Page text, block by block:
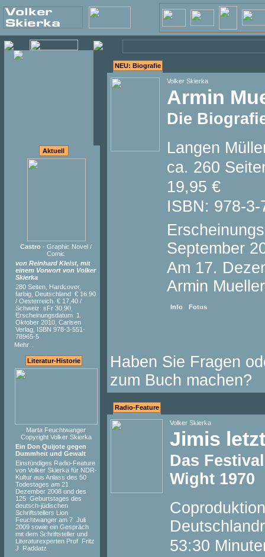
Aktuell
Castro - Graphic Novel /
Comic
von Reinhard Kleist, mit
einem Vorwort von Volker
Skierka
280 Seiten, Hardcover,
farbig, Deutschland: € 16,90
/ Oesterreich: € 17,40 /
Schweiz: sFr 30,90,
Erscheinungsdatum: 1.
Oktober 2010, Carlsen
Verlag, ISBN 978-3-551-
78965-5
Mehr...
Literatur-Historie
Marta Feuchtwanger
Copyright Volker Skierka
Ein Don Quijote gegen
Dummheit und Gewalt
Einstündiges Radio-Feature
von Volker Skierka für NDR-
Kultur aus Anlass des 50.
Todestages am 21.
Dezember 2008 und des
125. Geburtstages des
deutsch-jüdischen
Schriftstellers Lion
Feuchtwanger am 7. Juli
2009 sowie ein Gespräch
mit dem Schriftsteller und
Literaturexperten Prof. Fritz
J. Raddatz.
NEU: Biografie
Volker Skierka
Armin
Die
Langen
ca. 260
19,95 €
ISBN: 978-
September
Am 17.
Armin
Info Fotos
Haben Sie Fragen
zum Buch machen?
Radio-Feature
Volker Skierka
Jimis
Das
Wight 1970
53:30